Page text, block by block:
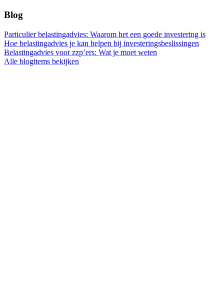
Blog
Particulier belastingadvies: Waarom het een goede investering is
Hoe belastingadvies je kan helpen bij investeringsbeslissingen
Belastingadvies voor zzp’ers: Wat je moet weten
Alle blogitems bekijken